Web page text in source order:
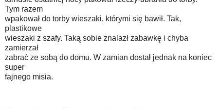
Tym razem
wpakował do torby wieszaki, którymi się bawił. Tak,
plastikowe
wieszaki z szafy. Taką sobie znalazł zabawkę i chyba
zamierzał
zabrać ze sobą do domu. W zamian dostał jednak na koniec
super
fajnego misia.